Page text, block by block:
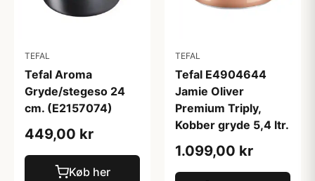
TEFAL
Tefal Aroma
Gryde/stegeso 24
cm. (E2157074)
449,00 kr
Køb her
TEFAL
Tefal E4904644
Jamie Oliver
Premium Triply,
Kobber gryde 5,4 ltr.
1.099,00 kr